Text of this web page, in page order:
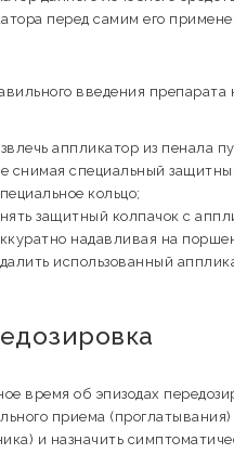
перед самим его
введения
аппликатор из пенала
снимая специальный
кольцо;
защитный колпачок с
надавливая на
использованный
время об эпизодах
приема
и назначить